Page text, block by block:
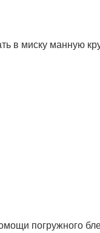
в миску манную
погружного